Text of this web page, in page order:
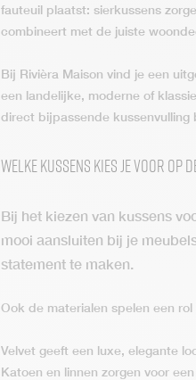
fauteuil plaatst: sierkussens
combineert met de juiste
Bij Rivièra Maison vind je een
een landelijke, moderne of
direct bijpassende kussenvulling
Welke kussens kies je voor op
Bij het kiezen van kussens
mooi aansluiten bij je
statement te maken.
Ook de materialen spelen een
Velvet geeft een luxe, elegante
Katoen en linnen zorgen voor